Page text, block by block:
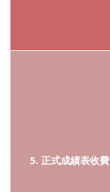
5. 正式成績表收費